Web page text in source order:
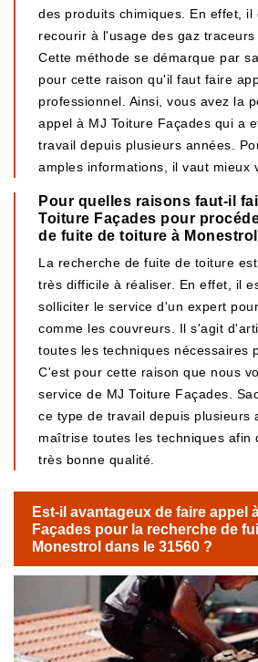
des produits chimiques. En effet, il
recourir à l'usage des gaz
Cette méthode se démarque par
pour cette raison qu'il faut faire
professionnel. Ainsi, vous avez la
appel à MJ Toiture Façades qui a
travail depuis plusieurs années.
amples informations, il vaut mieux
Pour quelles raisons faut-il
Toiture Façades pour
de fuite de toiture à
La recherche de fuite de toiture
très difficile à réaliser. En effet, il
solliciter le service d'un expert
comme les couvreurs. Il s'agit
toutes les techniques nécessaires
C'est pour cette raison que nous
service de MJ Toiture Façades.
ce type de travail depuis plusieurs
maîtrise toutes les techniques afin
très bonne qualité.
Est-il avantageux de faire appel
Façades pour la recherche de
Monestrol dans le 31560 ?